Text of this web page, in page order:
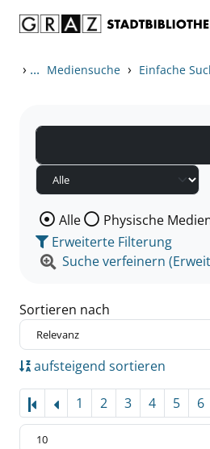
› ... Mediensuche › Einfache
Wählen Sie die Medienart
Alle Physische
Erweiterte Filterung
Suche verfeinern
Sortieren nach
aufsteigend sortieren
1 2 3 4 5 6